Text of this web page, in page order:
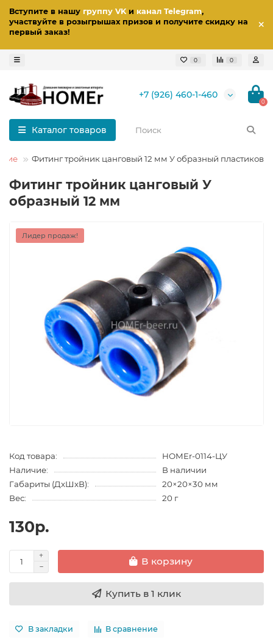
Вступите в нашу группу VKи канал Telegram,
участвуйте в розыгрышах призов и получите скидку на
первый заказ!
0 0
+7 (926) 460-1-460
0
Каталог товаров
Фитинг тройник цанговый 12 мм У образный
Фитинг тройник цанговый У
образный 12 мм
Лидер продаж!
Код товара:
HOMEr-0114-ЦУ
Наличие:
В наличии
Габариты (ДхШхВ):
20×20×30 мм
Вес:
20 г
130р.
В корзину
Купить в 1 клик
В закладки В сравнение